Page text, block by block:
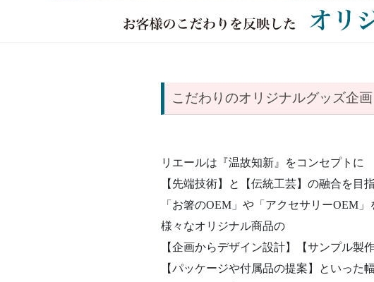
こだわりのオリジナルグッズ企
リエールは『温故知新』をコンセプトに
【先端技術】と【伝統工芸】の融合を目指
「お箸のOEM」や「アクセサリーOEM」
様々なオリジナル商品の
【企画からデザイン設計】
【サンプル製
【パッケージや付属品の提案】
といった